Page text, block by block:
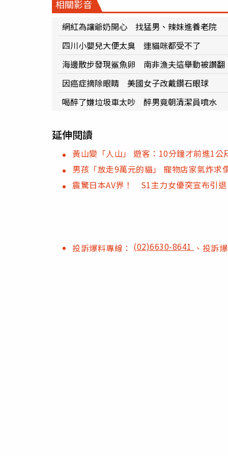
相關影音
網紅為讓爺奶開心 找猛男、辣妹進養老院
四川小嬰兒大便太臭 連貓咪都受不了
海邊散步發現鯊魚卵 南非漁夫這舉動被讚翻
因癌症摘除眼睛 美國女子改戴鑽石眼球
喝醉了嫌垃圾車太吵 醉男竟朝清潔員噴水
延伸閱讀
黃山變「人山」 遊客：10分鐘才前進1公
男孩「放走9萬元的貓」 寵物店家氣炸求
震驚日本AV界！ S1主力女優突宣布引退
投訴爆料專線： (02)6630-8641 、投訴